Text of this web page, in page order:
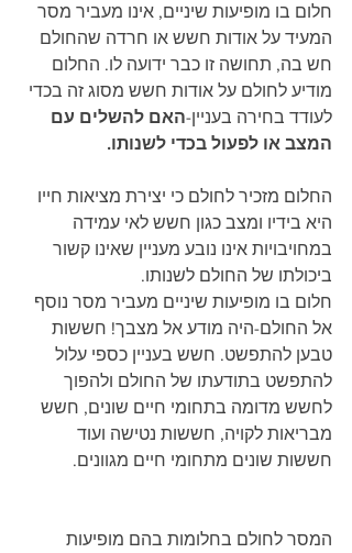
חלום בו מופיעות שיניים, אינו מעביר מסר
המעיד על אודות חשש או חרדה שהחולם
חש בה, תחושה זו כבר ידועה לו. החלום
מודיע לחולם על אודות חשש מסוג זה בכדי
לעודד בחירה בעניין-האם להשלים עם
המצב או לפעול בכדי לשנותו.
החלום מזכיר לחולם כי יצירת מציאות חייו
היא בידיו ומצב כגון חשש לאי עמידה
במחויבויות אינו נובע מעניין שאינו קשור
ביכולתו של החולם לשנותו.
חלום בו מופיעות שיניים מעביר מסר נוסף
אל החולם-היה מודע אל מצבך! חששות
טבען להתפשט. חשש בעניין כספי עלול
להתפשט בתודעתו של החולם ולהפוך
לחשש מדומה בתחומי חיים שונים, חשש
מבריאות לקויה, חששות נטישה ועוד
חששות שונים מתחומי חיים מגוונים.
המסר לחולם בחלומות בהם מופיעות